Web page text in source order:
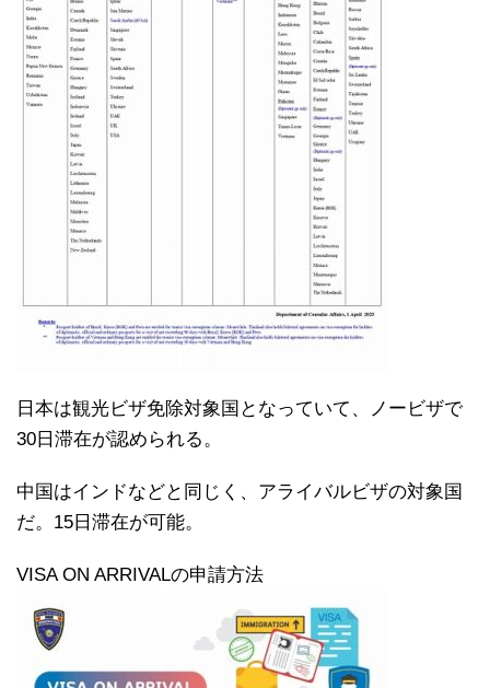
日本は観光ビザ免除対象国となっていて、ノービザで
30日滞在が認められる。
中国はインドなどと同じく、アライバルビザの対象国
だ。15日滞在が可能。
VISA ON ARRIVALの申請方法